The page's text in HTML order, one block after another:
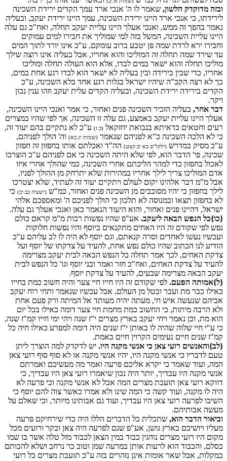
ובזה מדוקדק הלשון, שאמר לו ה' אנכי ארד עמך הקדים ירידת השכינה
לירידתו, כי אנכי ארד היינו ירידת השכינה, עמך היינו ירידת יעקב, ובעליה
נאמר בהפך זה ממש, ואנכי אעלך היינו עליית יעקב תחלה, ואח"כ גם עלה
היינו עליית השכינה, המשל בזה למי שמוליך את חבירו למים עמוקים
וחבירו ירא לרדת שמה פן יטבע ברוב עומקם, ע"כ אינו יורד לתוך המים
עד שירד שמה תחלה זה המוליכו והוא אחריו, אבל בעליה אינו רוצה שילך
מוליכו תחלה והוא ישאר במים לבדו, אלא הוא העולה תחלה ומוליכו
אחריו, כדי שבין בירידה ובין בעליה לא ישאר הוא לבדו רגע אחת במים,
כך לא רצה הקב"ה שיהיו ישראל בגלות רגע אחד בלא השכינה, ע"כ
הקדים בירידה ירידת השכינה, ובעליה הקדים עלית יעקב וזהו ענין נכון
ויקר.
דבר אחר, בעליה הזכיר השכינה פנים ואחור, כי אמר ואנכי היינו השכינה,
אעלך היינו עליית יעקב באמצע, גם עלה זו השכינה, אך לפי שהיו במצרים
רעים וחטאים כדאיתא בנבואת יחזקאל (כ.ז) ע"כ לא נתקיים בהם יעוד זה,
כי לא הלכה השכינה כ"א לפניהם שנאמר (שמות יג.כא) וה' הולך לפניהם,
ע"כ מסיק במדרש (ילקו"ש בא יב.קצט) הה"ד ואכלתם אותו בחפזון זה חפזון
שכינה, פי' הדבר הוא, לפי שלא היתה השכינה כי אם לפניהם ע"כ הוצרכו
לאכול בחפזון כדי למהר הליכתם אחרי השכינה, כמי שהולך אחרי איזו
אדם המוליכו צריך לילך אחריו במהירות שלא יתרחק מן ההולך לפניו,
אבל מ"מ דבר אלהינו יקום לעולם ויתקיים יעוד זה לעתיד, שלא יצטרכו
לילך בחפזון כי יהיו מסובבים מן השכינה פנים ואחור, כמ"ש (ישעיה כב.יב) כי
לא בחפזון תצאו ובמנוסה לא תלכון כי הולך לפניכם ה' ומאספכם אלהי
ישראל, דהיינו פנים ואחור, והוא היעוד הנאמר כאן ואנכי אעלך גם עלה.
{כו}כל הנפש הבאה ליעקב. אע"פ שהיו נפשות רבות מ"מ קראם כולם
נפש לפי שקודם זה היו האחים מתקנאים ביוסף והיו נפשות חלוקות
ועכשיו נעשו לאחדים וסרה קנאתם, וגם יוסף לא היה לו לב עליהם ע"כ
הודיע לנו הכתוב שהיו כולם נפש אחת, להעיד על צדקתו של יוסף ועל
צדקת האחים, לכך אמר תחלה כל הנפש הבאה לבית יעקב מצרימה
להעיד על צדקת האחים, ואח"כ חזר ואמר ובני יוסף וגו' כל הנפש לבית
יעקב הבאה מצרימה שבעים, להעיד על צדקת יוסף.
{ל}אמותה הפעם. לפי שקודם זה היו חייו חיי צער והיה חשוב כמת בחייו
כאילו כבר מת ועבר ובטל מן העולם, אבל עכשיו שנאמר ותחי רוח יעקב
אביהם שנעשה איש חי, מעתה יהיה מעותד אל המיתה ורק פעם אחת
ולא הרבה מיתות, כי החשוב כמת מחמת חיי צער דומה כאילו בכל יום
הוא מת, וכן נאמר ויחי יעקב בארץ מצרים י"ז שנה ויהי ימי חייו קמ"ז שנה,
כי ע"י חיי שלוה שהיה לו באותן י"ז שנים היה דומה למפרע כאילו חיה כל
קמ"ז שנים חיים נעימים הקרוין חיים באמת.
{לב}והאנשים רועי צאן כי אנשי מקנה היו. יש לדקדק למה הוצרך ליתן
טעם לדבריו כי אנשי מקנה היו, יהיו אנשי מקנה או לא סוף סוף רועי צאן
המה, ועוד שאמר כי יקרא אליכם פרעה ואמר מה מעשיכם ואמרתם
אנשי מקנה היו עבדיך, יותר היה נכון שיאמרו רועי צאן היו עבדיך, כי
דווקא רועי צאן תועבת מצרים המה אבל לא אנשי מקנה וכי פרעה לא
היה לו מקנה, ועוד קשה כי המה שינו ולא אמרו כאשר צוה להם יוסף כי
השיבו לפרעה רועי צאן היו עבדיך, ועוד גם אבותינו מיותר, וכי שאלם על
מעשה אבותיהם.
וביאור הדבר הוא, שתכלית כל הדברים הללו היה כדי שירחיקם פרעה
מעליו ויושיבם בארץ גושן, אע"פ שגם לפרעה היה צאן ובקר ורועים מכל
מקום היו רועי מצרים נוהגין כבוד במין הצאן לכבוד מזל טלה אשר בו שמו
כסלם, והכבוד הוא לרעות אותן במרעה שמן וטוב כר נרחב ושלא להכותם
במקלות, אבל שאר אומות אינן נזהרים בזה ע"כ תועבת מצרים כל רועי